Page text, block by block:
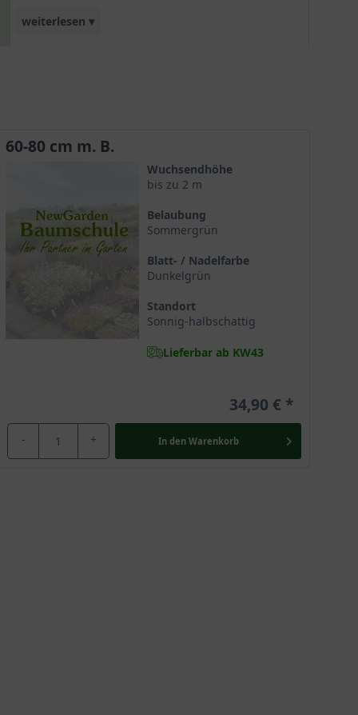
weiterlesen ▾
60-80 cm m. B.
Wuchsendhöhe
bis zu 2 m
Belaubung
Sommergrün
Blatt- / Nadelfarbe
Dunkelgrün
Standort
Sonnig-halbschattig
Lieferbar ab KW43
34,90 €
- + In den Warenkorb